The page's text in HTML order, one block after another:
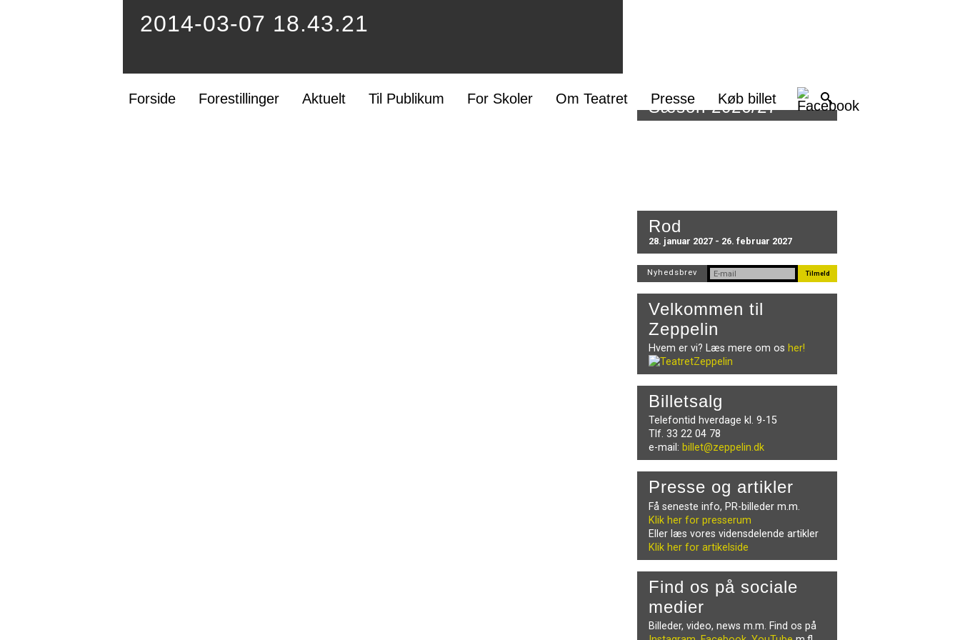
Forside Forestillinger Aktuelt Til Publikum For Skoler Om Teatret Presse Køb billet
2014-03-07 18.43.21
Sæson 2026/27
Rod
28. januar 2027 - 26. februar 2027
Nyhedsbrev
Velkommen til
Zeppelin
Hvem er vi? Læs mere om os her!
Billetsalg
Telefontid hverdage kl. 9-15
Tlf. 33 22 04 78
e-mail: billet@zeppelin.dk
Presse og artikler
Få seneste info, PR-billeder m.m.
Klik her for presserum
Eller læs vores vidensdelende artikler
Klik her for artikelside
Find os på sociale
medier
Billeder, video, news m.m. Find os på